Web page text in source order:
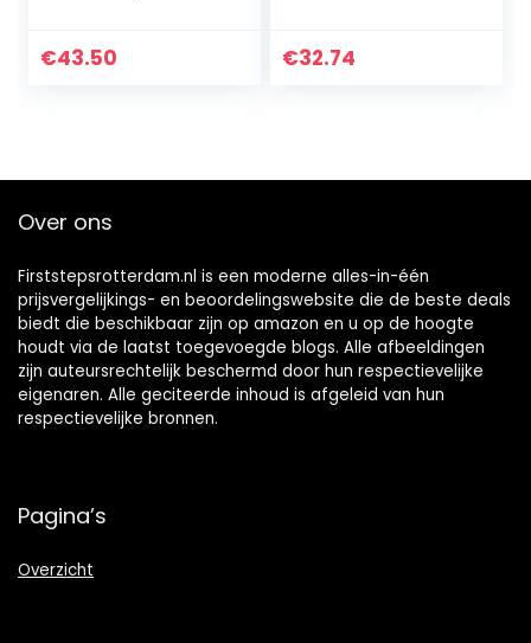
oefentoilet voor
€43.50
afmetingen
€32.74
Over ons
Firststepsrotterdam.nl is een moderne alles-in-één
prijsvergelijkings- en beoordelingswebsite die de beste deals
biedt die beschikbaar zijn op amazon en u op de hoogte
houdt via de laatst toegevoegde blogs. Alle afbeeldingen
zijn auteursrechtelijk beschermd door hun respectievelijke
eigenaren. Alle geciteerde inhoud is afgeleid van hun
respectievelijke bronnen.
Pagina’s
Overzicht